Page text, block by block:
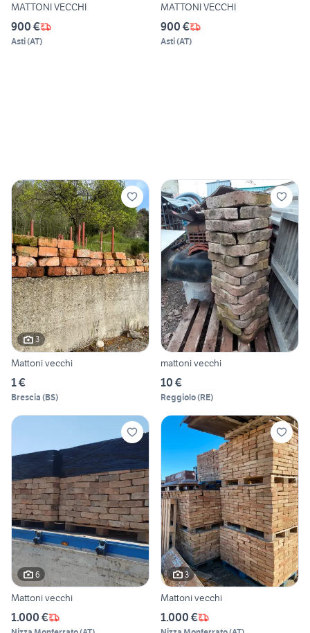
MATTONI VECCHI
900 €
Asti(AT)
MATTONI VECCHI
900 €
Asti(AT)
3
Mattoni vecchi
1 €
Brescia (BS)
mattoni vecchi
10 €
Reggiolo(RE)
6
Mattoni vecchi
1.000 €
3
Mattoni vecchi
1.000 €